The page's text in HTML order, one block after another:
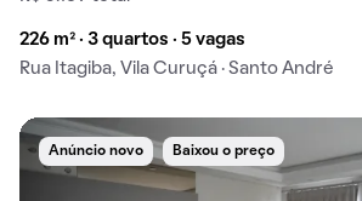
226 m² · 3 quartos · 5 vagas
Rua Itagiba, Vila Curuçá · Santo André
Anúncio novo Baixou o preço